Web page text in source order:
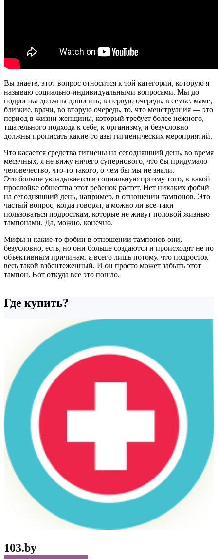
Вы знаете, этот вопрос относится к той категории, которую я
называю социально-индивидуальными вопросами. Мы до
подростка должны доносить, в первую очередь, в семье, маме,
близкие, врачи, во вторую очередь, то, что менструация — это
период в жизни женщины, который требует более нежного,
тщательного подхода к себе, к организму, и безусловно
должны прописать какие-то азы гигиенических мероприятий.
Что касается средства гигиены на сегодняшний день, во время
месячных, я не вижу ничего супернового, что бы придумало
человечество, что-то такого, о чем бы мы не знали.
Это больше укладывается в социальную призму того, в какой
прослойке общества этот ребенок растет. Нет никаких фобий
на сегодняшний день, например, в отношении тампонов. Это
частый вопрос, когда говорят, а можно ли все-таки
пользоваться подросткам, которые не живут половой жизнью
тампонами. Да, можно, конечно.
Мифы и какие-то фобии в отношении тампонов они,
безусловно, есть, но они больше создаются и происходят не по
объективным причинам, а всего лишь потому, что подросток
весь такой взбентеженный. И он просто может забыть этот
тампон. Вот откуда все это пошло.
Где купить?
103.by